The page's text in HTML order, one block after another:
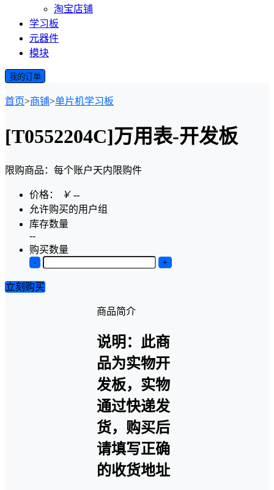
淘宝店铺
学习板
元器件
模块
我的订单
首页>商铺>单片机学习板
[T0552204C]万用表-开发板
限购商品：每个账户天内 限购件
价格： ￥ --
允许购买的用户组
库存数量
--
购买数量
- +
立刻购买
商品简介
说明：此商
品为实物开
发板，实物
通过快递发
货，购买后
请填写正确
的收货地址